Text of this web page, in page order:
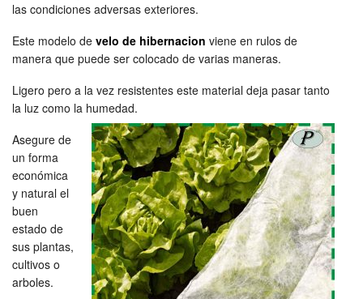
las condiciones adversas exteriores.
Este modelo de velo de hibernacion viene en rulos de
manera que puede ser colocado de varias maneras.
Ligero pero a la vez resistentes este material deja pasar tanto
la luz como la humedad.
Asegure de
un forma
económica
y natural el
buen
estado de
sus plantas,
cultivos o
arboles.